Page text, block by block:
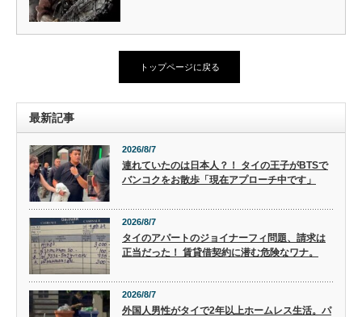
トップページに戻る
最新記事
2026/8/7
連れていたのは日本人？！ タイの王子がBTSで
バンコクをお散歩「現在アプローチ中です」
2026/8/7
タイのアパートのジョイナーフィ問題、請求は
正当だった！ 賃貸借契約に潜む危険なワナ。
2026/8/7
外国人男性がタイで2年以上ホームレス生活。パ